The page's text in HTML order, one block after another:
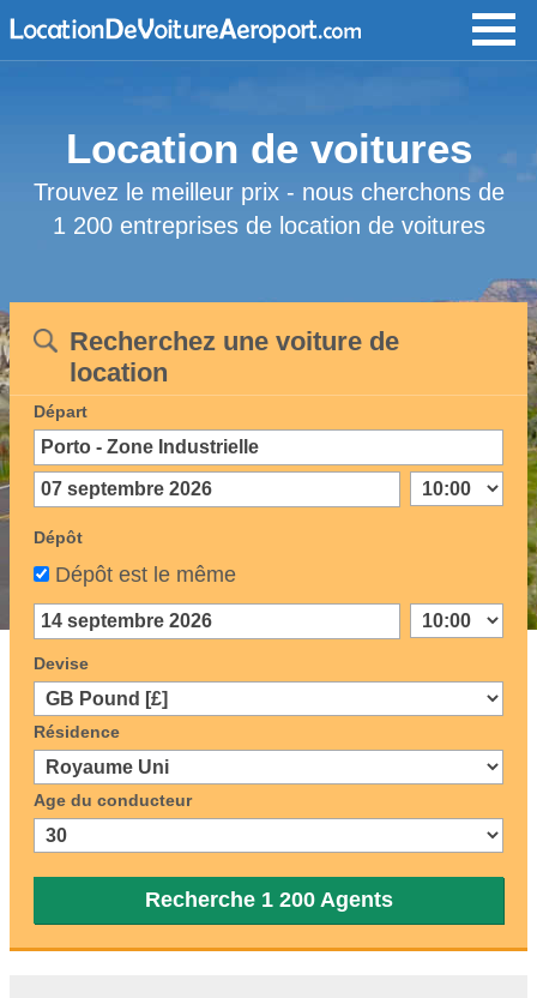
Location de voitures
Trouvez le meilleur prix - nous cherchons de
1 200 entreprises de location de voitures
Recherchez une voiture de
location
Départ
Dépôt
Dépôt est le même
Devise
Résidence
Age du conducteur
Recherche 1 200 Agents